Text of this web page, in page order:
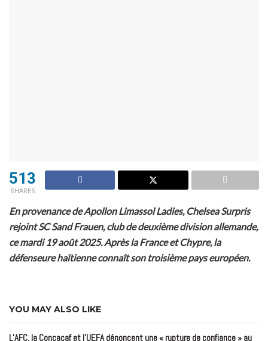
513
SHARES
En provenance de Apollon Limassol Ladies, Chelsea Surpris
rejoint SC Sand Frauen, club de deuxième division allemande,
ce mardi 19 août 2025. Après la France et Chypre, la
défenseure haïtienne connaît son troisième pays européen.
YOU MAY ALSO LIKE
L’AFC, la Concacaf et l’UEFA dénoncent une « rupture de confiance » au